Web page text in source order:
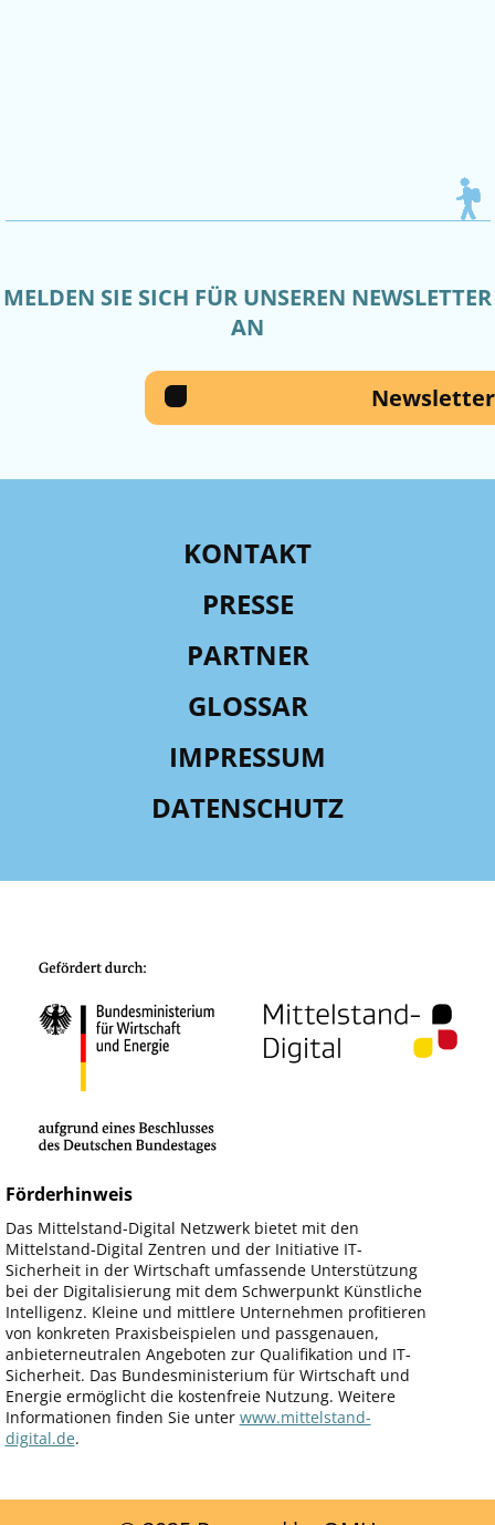
MELDEN SIE SICH FÜR UNSEREN NEWSLETTER
AN
Newsletter
KONTAKT
PRESSE
PARTNER
GLOSSAR
IMPRESSUM
DATENSCHUTZ
Förderhinweis
Das Mittelstand-Digital Netzwerk bietet mit den
Mittelstand-Digital Zentren und der Initiative IT-
Sicherheit in der Wirtschaft umfassende Unterstützung
bei der Digitalisierung mit dem Schwerpunkt Künstliche
Intelligenz. Kleine und mittlere Unternehmen profitieren
von konkreten Praxisbeispielen und passgenauen,
anbieterneutralen Angeboten zur Qualifikation und IT-
Sicherheit. Das Bundesministerium für Wirtschaft und
Energie ermöglicht die kostenfreie Nutzung. Weitere
Informationen finden Sie unter www.mittelstand-
digital.de.